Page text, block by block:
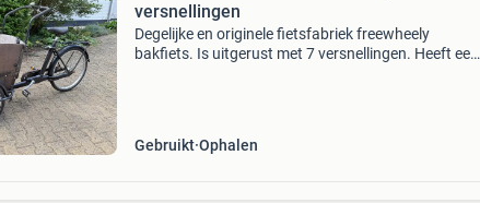
versnellingen
Degelijke en originele fietsfabriek freewheely
bakfiets. Is uitgerust met 7 versnellingen. Heeft een
Gebruikt Ophalen